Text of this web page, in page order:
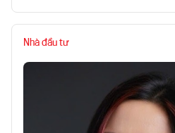
Nhà đầu tư